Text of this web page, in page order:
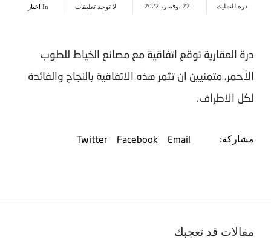
درة للتمليك 22 نوفمبر، 2022 لا توجد تعليقات In اخبار
درة العقارية توقع اتفاقية مع مصانع الخياط للطوب
الأحمر، متمنيين ان تثمر هذه الاتفاقية بالنجاح والفائدة
لكل الاطراف.
مشاركة: Email
Facebook
Twitter
مقالات قد تعجبك